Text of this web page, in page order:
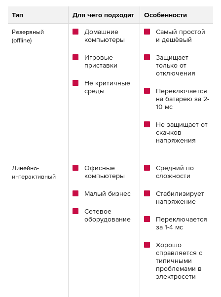
Тип Для чего подходит Особенности
Резервный
(offline)
Домашние
компьютеры
Игровые
приставки
Не критичные
среды
Самый простой
и дешёвый
Защищает
только от
отключения
Переключается
на батарею за 2-
10 мс
Не защищает от
скачков
напряжения
Линейно-
интерактивный
Офисные
компьютеры
Малый бизнес
Сетевое
оборудование
Средний по
сложности
Стабилизирует
напряжение
Переключается
за 1-4 мс
Хорошо
справляется с
типичными
проблемами в
электросети